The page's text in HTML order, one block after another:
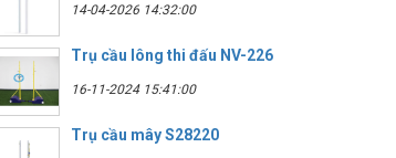
14-04-2026 14:32:00
Trụ cầu lông thi đấu NV-226
16-11-2024 15:41:00
Trụ cầu mây S28220